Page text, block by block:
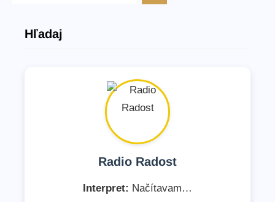
Hľadaj
Radio Radost
Interpret: Načítavam…